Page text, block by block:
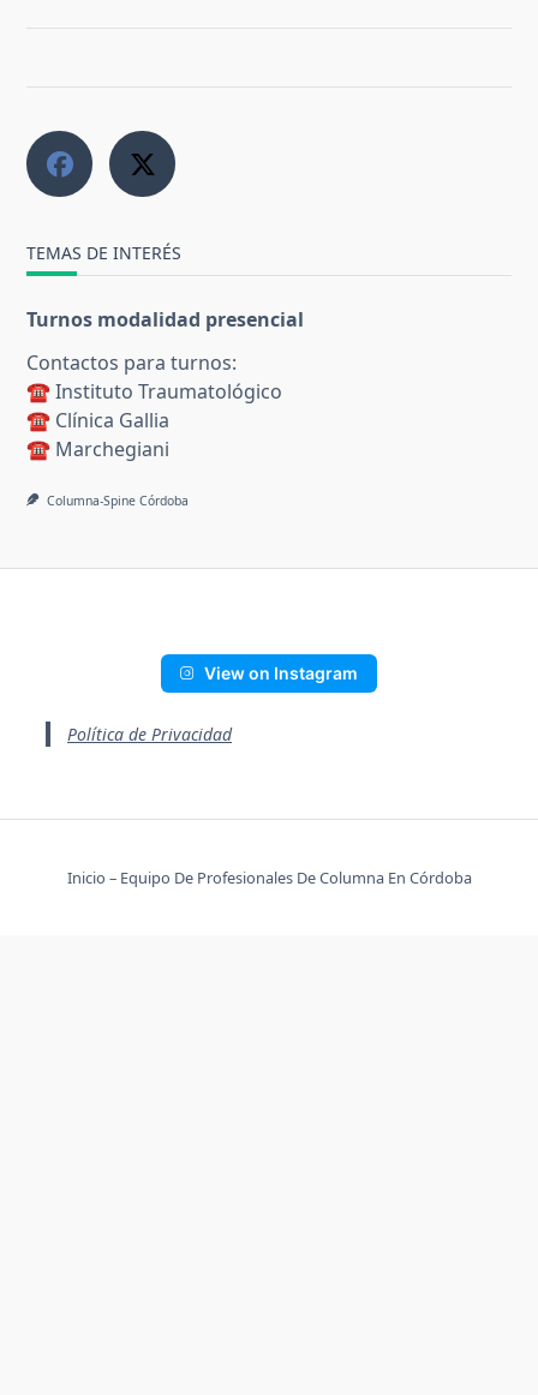
TEMAS DE INTERÉS
Turnos modalidad presencial
Contactos para turnos:
☎️ Instituto Traumatológico
☎️ Clínica Gallia
☎️ Marchegiani
Columna-Spine Córdoba
View on Instagram
Política de Privacidad
Inicio – Equipo De Profesionales De Columna En Córdoba